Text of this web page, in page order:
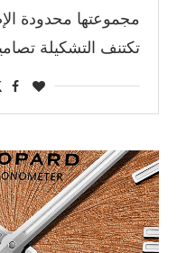
مجموعتها محدودة
تكتنف التشكيلة